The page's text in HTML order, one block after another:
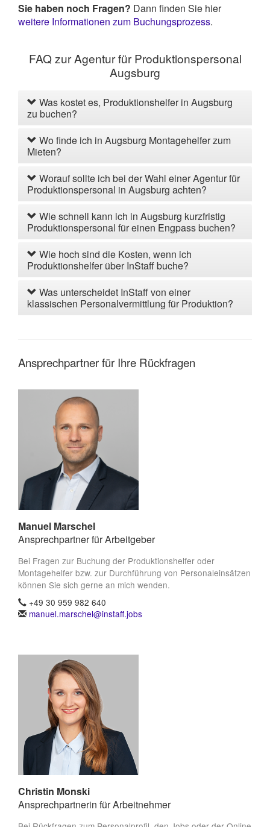
Sie haben noch Fragen? Dann finden Sie hier
weitere Informationen zum Buchungsprozess.
FAQ zur Agentur für Produktionspersonal
Augsburg
Was kostet es, Produktionshelfer in Augsburg
zu buchen?
Wo finde ich in Augsburg Montagehelfer zum
Mieten?
Worauf sollte ich bei der Wahl einer Agentur für
Produktionspersonal in Augsburg achten?
Wie schnell kann ich in Augsburg kurzfristig
Produktionspersonal für einen Engpass buchen?
Wie hoch sind die Kosten, wenn ich
Produktionshelfer über InStaff buche?
Was unterscheidet InStaff von einer
klassischen Personalvermittlung für Produktion?
Ansprechpartner für Ihre Rückfragen
Manuel Marschel
Ansprechpartner für Arbeitgeber
Bei Fragen zur Buchung der Produktionshelfer oder
Montagehelfer bzw. zur Durchführung von Personaleinsätzen
können Sie sich gerne an mich wenden.
+49 30 959 982 640
manuel.marschel@instaff.jobs
Christin Monski
Ansprechpartnerin für Arbeitnehmer